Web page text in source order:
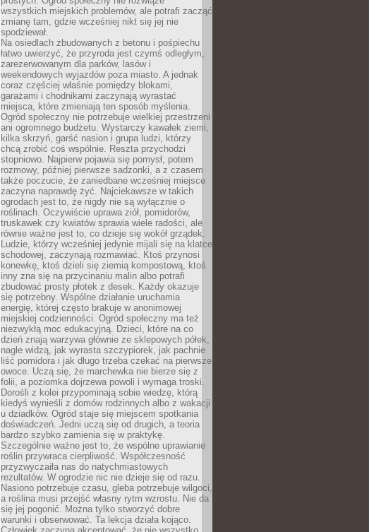
wszystkich miejskich problemów, ale potrafi zacząć
zmianę tam, gdzie wcześniej nikt się jej nie
spodziewał.
Na osiedlach zbudowanych z betonu i pośpiechu
łatwo uwierzyć, że przyroda jest czymś odległym,
zarezerwowanym dla parków, lasów i
weekendowych wyjazdów poza miasto. A jednak
coraz częściej właśnie pomiędzy blokami,
garażami i chodnikami zaczynają wyrastać
miejsca, które zmieniają ten sposób myślenia.
Ogród społeczny nie potrzebuje wielkiej przestrzeni
ani ogromnego budżetu. Wystarczy kawałek ziemi,
kilka skrzyń, garść nasion i grupa ludzi, którzy
chcą zrobić coś wspólnie. Reszta przychodzi
stopniowo. Najpierw pojawia się pomysł, potem
rozmowy, później pierwsze sadzonki, a z czasem
także poczucie, że zaniedbane wcześniej miejsce
zaczyna naprawdę żyć. Najciekawsze w takich
ogrodach jest to, że nigdy nie są wyłącznie o
roślinach. Oczywiście uprawa ziół, pomidorów,
truskawek czy kwiatów sprawia wiele radości, ale
równie ważne jest to, co dzieje się wokół grządek.
Ludzie, którzy wcześniej jedynie mijali się na klatce
schodowej, zaczynają rozmawiać. Ktoś przynosi
konewkę, ktoś dzieli się ziemią kompostową, ktoś
inny zna się na przycinaniu malin albo potrafi
zbudować prosty płotek z desek. Każdy okazuje
się potrzebny. Wspólne działanie uruchamia
energię, której często brakuje w anonimowej
miejskiej codzienności. Ogród społeczny ma też
niezwykłą moc edukacyjną. Dzieci, które na co
dzień znają warzywa głównie ze sklepowych półek,
nagle widzą, jak wyrasta szczypiorek, jak pachnie
liść pomidora i jak długo trzeba czekać na pierwsze
owoce. Uczą się, że marchewka nie bierze się z
folii, a poziomka dojrzewa powoli i wymaga troski.
Dorośli z kolei przypominają sobie wiedzę, którą
kiedyś wynieśli z domów rodzinnych albo z wakacji
u dziadków. Ogród staje się miejscem spotkania
doświadczeń. Jedni uczą się od drugich, a teoria
bardzo szybko zamienia się w praktykę.
Szczególnie ważne jest to, że wspólne uprawianie
roślin przywraca cierpliwość. Współczesność
przyzwyczaiła nas do natychmiastowych
rezultatów. W ogrodzie nic nie dzieje się od razu.
Nasiono potrzebuje czasu, gleba potrzebuje wilgoci,
a roślina musi przejść własny rytm wzrostu. Nie da
się jej pogonić. Można tylko stworzyć dobre
warunki i obserwować. Ta lekcja działa kojąco.